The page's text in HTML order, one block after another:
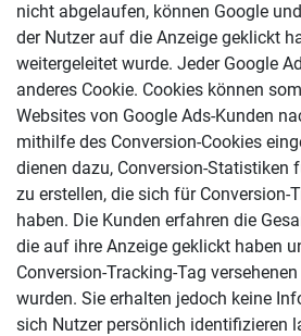
nicht abgelaufen, können Google
der Nutzer auf die Anzeige geklickt
weitergeleitet wurde. Jeder Google
anderes Cookie. Cookies können
Websites von Google Ads-Kunden
mithilfe des Conversion-Cookies
dienen dazu, Conversion-Statistiken
zu erstellen, die sich für Conversion-
haben. Die Kunden erfahren die
die auf ihre Anzeige geklickt haben
Conversion-Tracking-Tag
wurden. Sie erhalten jedoch keine
sich Nutzer persönlich identifizieren